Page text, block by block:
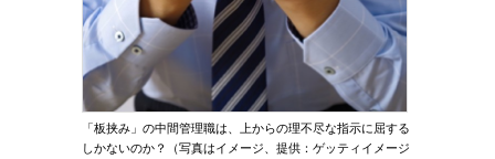
「板挟み」の中間管理職は、上からの理不尽な指示に屈する
しかないのか？（写真はイメージ、提供：ゲッティイメージ